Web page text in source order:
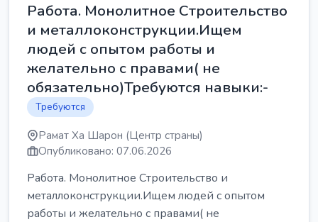
Работа. Монолитное Строительство
и металлоконструкции.Ищем
людей с опытом работы и
желательно с правами( не
обязательно)Требуются навыки:-
Требуются
Рамат Ха Шарон (Центр страны)
Опубликовано: 07.06.2026
Работа. Монолитное Строительство и
металлоконструкции.Ищем людей с опытом
работы и желательно с правами( не